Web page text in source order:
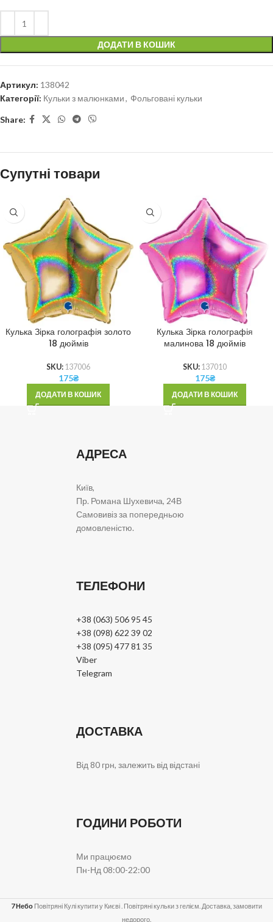
ДОДАТИ В КОШИК
Артикул: 138042
Категорії: Кульки з малюнками, Фольговані кульки
Share:
Супутні товари
Кулька Зірка голографія золото
18 дюймів
SKU: 137006
175₴
ДОДАТИ В КОШИК
Кулька Зірка голографія
малинова 18 дюймів
SKU: 137010
175₴
ДОДАТИ В КОШИК
АДРЕСА
Київ,
Пр. Романа Шухевича, 24В
Самовивіз за попередньою
домовленістю.
ТЕЛЕФОНИ
+38 (063) 506 95 45
+38 (098) 622 39 02
+38 (095) 477 81 35
Viber
Telegram
ДОСТАВКА
Від 80 грн, залежить від відстані
ГОДИНИ РОБОТИ
Ми працюємо
Пн-Нд 08:00-22:00
7 Небо Повітряні Кулі купити у Києві . Повітряні кульки з гелієм. Доставка, замовити
недорого.